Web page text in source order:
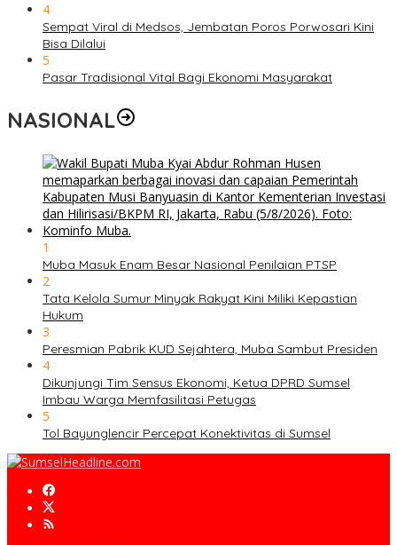
4
Sempat Viral di Medsos, Jembatan Poros Porwosari Kini
Bisa Dilalui
5
Pasar Tradisional Vital Bagi Ekonomi Masyarakat
NASIONAL
1
Muba Masuk Enam Besar Nasional Penilaian PTSP
2
Tata Kelola Sumur Minyak Rakyat Kini Miliki Kepastian
Hukum
3
Peresmian Pabrik KUD Sejahtera, Muba Sambut Presiden
4
Dikunjungi Tim Sensus Ekonomi, Ketua DPRD Sumsel
Imbau Warga Memfasilitasi Petugas
5
Tol Bayunglencir Percepat Konektivitas di Sumsel